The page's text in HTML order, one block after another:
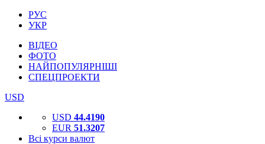
РУС
УКР
ВІДЕО
ФОТО
НАЙПОПУЛЯРНІШІ
СПЕЦПРОЕКТИ
USD
USD 44.4190
EUR 51.3207
Всі курси валют